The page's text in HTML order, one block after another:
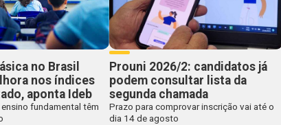
no Brasil
nos índices
aponta Ideb
fundamental têm
Prouni 2026/2: candidatos já
podem consultar lista da
segunda chamada
Prazo para comprovar inscrição vai até o
dia 14 de agosto